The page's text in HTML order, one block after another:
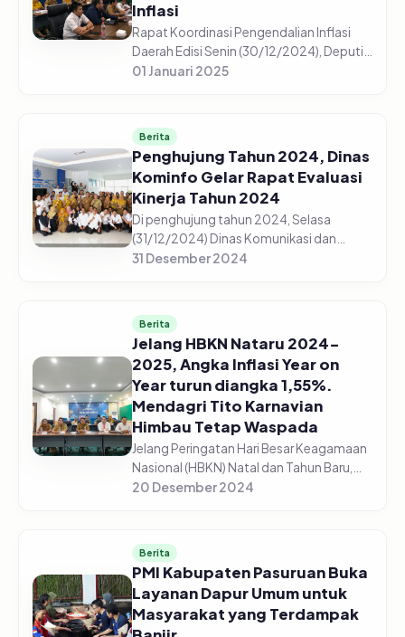
Inflasi
Rapat Koordinasi Pengendalian Inflasi
Daerah Edisi Senin (30/12/2024), Deputi
Bidang Statistik Distribusi dan Jasa, Pudji
01 Januari 2025
Berita
Penghujung Tahun 2024, Dinas
Kominfo Gelar Rapat Evaluasi
Kinerja Tahun 2024
Di penghujung tahun 2024, Selasa
(31/12/2024) Dinas Komunikasi dan
Informatika Kabupaten Pasuruan
dan s...
31 Desember 2024
Berita
Jelang HBKN Nataru 2024-
2025, Angka Inflasi Year on
Year turun diangka 1,55%.
Mendagri Tito Karnavian
Himbau Tetap Waspada
Jelang Peringatan Hari Besar Keagamaan
Nasional (HBKN) Natal dan Tahun Baru,
Menteri Dalam Negeri (Mendagri),
20 Desember 2024
Berita
PMI Kabupaten Pasuruan Buka
Layanan Dapur Umum untuk
Masyarakat yang Terdampak